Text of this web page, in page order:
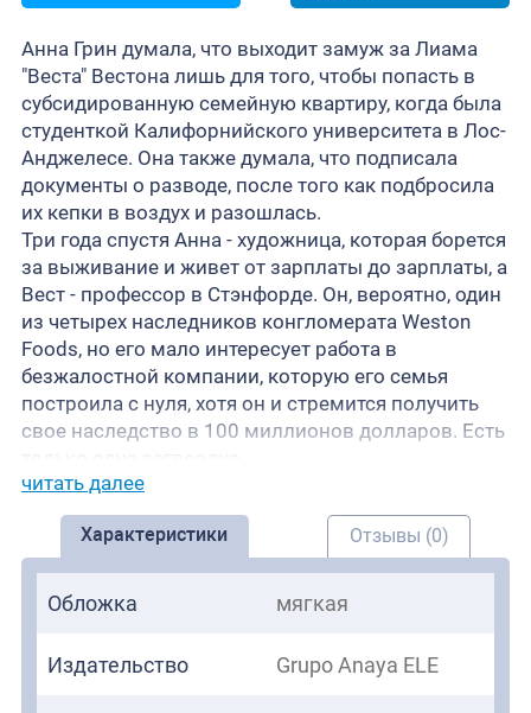
Анна Грин думала, что выходит замуж за Лиама
"Веста" Вестона лишь для того, чтобы попасть в
субсидированную семейную квартиру, когда была
студенткой Калифорнийского университета в Лос-
Анджелесе. Она также думала, что подписала
документы о разводе, после того как подбросила
их кепки в воздух и разошлась.
Три года спустя Анна - художница, которая борется
за выживание и живет от зарплаты до зарплаты, а
Вест - профессор в Стэнфорде. Он, вероятно, один
из четырех наследников конгломерата Weston
Foods, но его мало интересует работа в
безжалостной компании, которую его семья
построила с нуля, хотя он и стремится получить
свое наследство в 100 миллионов долларов. Есть
Из-за устаревшего пункта в завещании своего
дедушки Лиам не увидит ни копейки, пока не
проживет пять лет счастливого брака. Именно
тогда, когда он думает, что уже близок к наследию,
его семья усиливает давление, чтобы
обратиться к тому человеку, с которым он больше
читать далее
Характеристики Отзывы (0)
Обложка мягкая
Издательство Grupo Anaya ELE